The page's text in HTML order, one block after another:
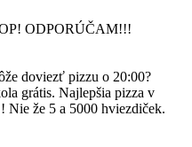
ODPORÚČAM!!!
doviezť pizzu o 20:00?
grátis. Najlepšia pizza v
Nie že 5 a 5000 hviezdiček.